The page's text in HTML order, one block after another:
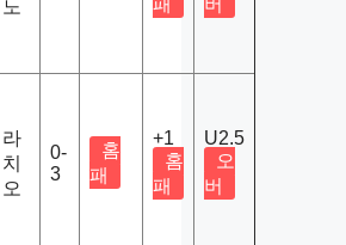
노
라
치
오
0-
3
홈
패
+1
홈
패
U2.5
오
버